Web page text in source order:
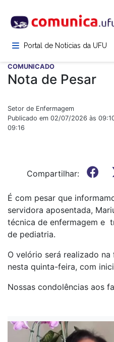
para
conteúdoPortal de Notícias da UFU
COMUNICADO
Nota de Pesar
Setor de Enfermagem
Publicado em 02/07/2026 às
09:16
Compartilhar:
É com pesar que
servidora aposentada,
técnica de enfermagem e
de pediatria.
O velório será realizado na
nesta quinta-feira, com
Nossas condolências aos